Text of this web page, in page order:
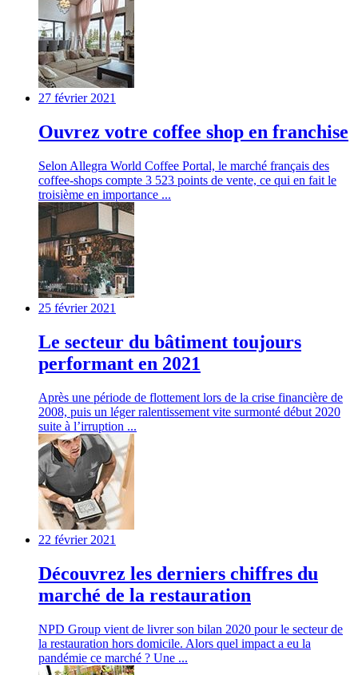
27 février 2021
Ouvrez votre coffee shop en franchise
Selon Allegra World Coffee Portal, le marché français des
coffee-shops compte 3 523 points de vente, ce qui en fait le
troisième en importance ...
25 février 2021
Le secteur du bâtiment toujours
performant en 2021
Après une période de flottement lors de la crise financière de
2008, puis un léger ralentissement vite surmonté début 2020
suite à l’irruption ...
22 février 2021
Découvrez les derniers chiffres du
marché de la restauration
NPD Group vient de livrer son bilan 2020 pour le secteur de
la restauration hors domicile. Alors quel impact a eu la
pandémie ce marché ? Une ...